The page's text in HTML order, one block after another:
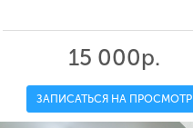
15 000р.
ЗАПИСАТЬСЯ НА ПРОСМОТР